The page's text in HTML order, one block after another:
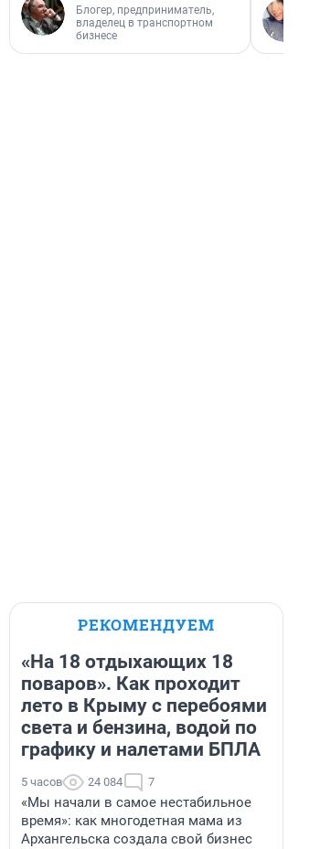
Блогер, предприниматель,
владелец в транспортном
бизнесе
РЕКОМЕНДУЕМ
«На 18 отдыхающих 18
поваров». Как проходит
лето в Крыму с перебоями
света и бензина, водой по
графику и налетами БПЛА
5 часов 24 084 7
«Мы начали в самое нестабильное
время»: как многодетная мама из
Архангельска создала свой бизнес